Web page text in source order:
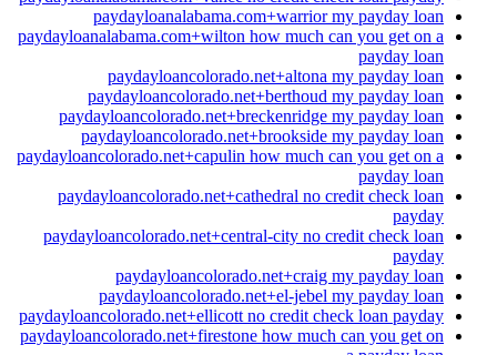
paydayloanalabama.com+warrior my payday loan
paydayloanalabama.com+wilton how much can you get on a
payday loan
paydayloancolorado.net+altona my payday loan
paydayloancolorado.net+berthoud my payday loan
paydayloancolorado.net+breckenridge my payday loan
paydayloancolorado.net+brookside my payday loan
paydayloancolorado.net+capulin how much can you get on a
payday loan
paydayloancolorado.net+cathedral no credit check loan
payday
paydayloancolorado.net+central-city no credit check loan
payday
paydayloancolorado.net+craig my payday loan
paydayloancolorado.net+el-jebel my payday loan
paydayloancolorado.net+ellicott no credit check loan payday
paydayloancolorado.net+firestone how much can you get on